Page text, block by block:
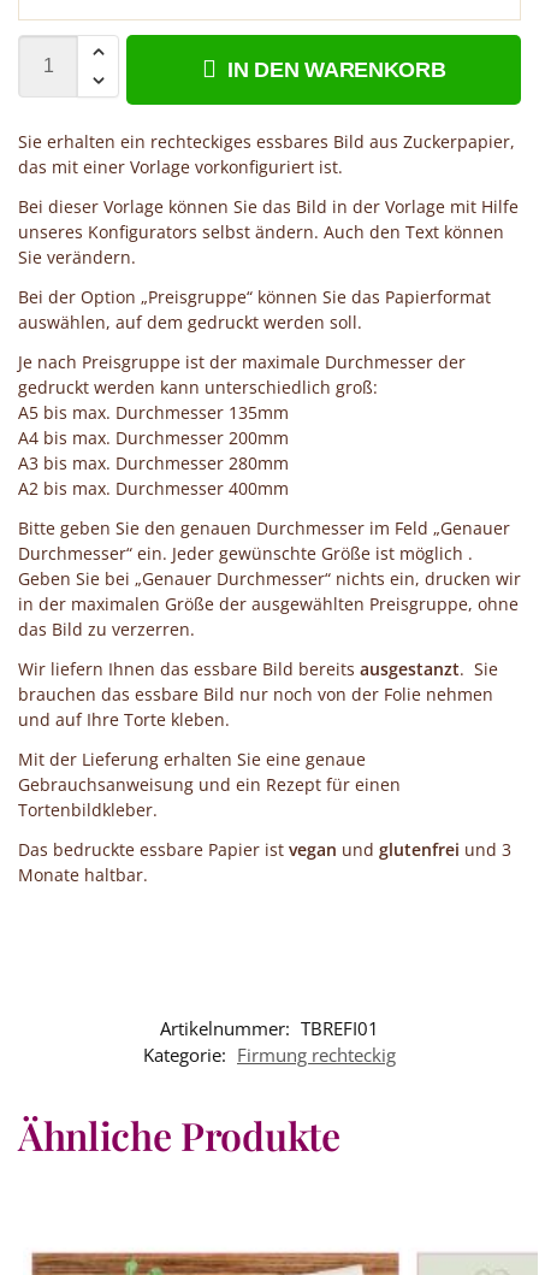
IN DEN WARENKORB
Sie erhalten ein rechteckiges essbares Bild aus Zuckerpapier,
das mit einer Vorlage vorkonfiguriert ist.
Bei dieser Vorlage können Sie das Bild in der Vorlage mit Hilfe
unseres Konfigurators selbst ändern. Auch den Text können
Sie verändern.
Bei der Option „Preisgruppe“ können Sie das Papierformat
auswählen, auf dem gedruckt werden soll.
Je nach Preisgruppe ist der maximale Durchmesser der
gedruckt werden kann unterschiedlich groß:
A5 bis max. Durchmesser 135mm
A4 bis max. Durchmesser 200mm
A3 bis max. Durchmesser 280mm
A2 bis max. Durchmesser 400mm
Bitte geben Sie den genauen Durchmesser im Feld „Genauer
Durchmesser“ ein. Jeder gewünschte Größe ist möglich .
Geben Sie bei „Genauer Durchmesser“ nichts ein, drucken wir
in der maximalen Größe der ausgewählten Preisgruppe, ohne
das Bild zu verzerren.
Wir liefern Ihnen das essbare Bild bereits ausgestanzt. Sie
brauchen das essbare Bild nur noch von der Folie nehmen
und auf Ihre Torte kleben.
Mit der Lieferung erhalten Sie eine genaue
Gebrauchsanweisung und ein Rezept für einen
Tortenbildkleber.
Das bedruckte essbare Papier ist vegan und glutenfrei und 3
Monate haltbar.
Artikelnummer: TBREFI01
Kategorie: Firmung rechteckig
Ähnliche Produkte